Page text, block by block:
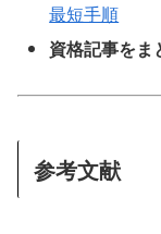
最短手順
資格記事をま
参考文献